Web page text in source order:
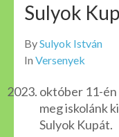
Sulyok
BySulyok István
In Versenyek
október 11-
meg iskolánk
Sulyok Kupát.